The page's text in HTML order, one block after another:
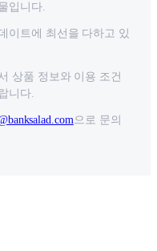
입니다.
이트에 최선을 다하고 있
상품 정보와 이용 조건
니다.
으로 문의